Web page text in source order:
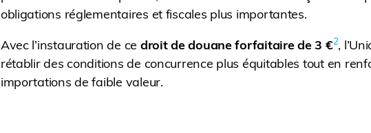
obligations réglementaires et fiscales plus importantes.
Avec l’instauration de ce droit de douane forfaitaire de 3 €2,
rétablir des conditions de concurrence plus équitables tout en
importations de faible valeur.